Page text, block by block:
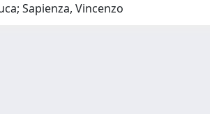
Sapienza, Vincenzo